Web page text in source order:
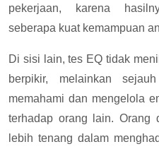
pekerjaan, karena
seberapa kuat kemampuan
Di sisi lain, tes EQ tidak
berpikir, melainkan
memahami dan mengelola
terhadap orang lain. Orang
lebih tenang dalam